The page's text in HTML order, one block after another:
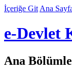
İçeriğe Git Ana
e-Devlet
Ana